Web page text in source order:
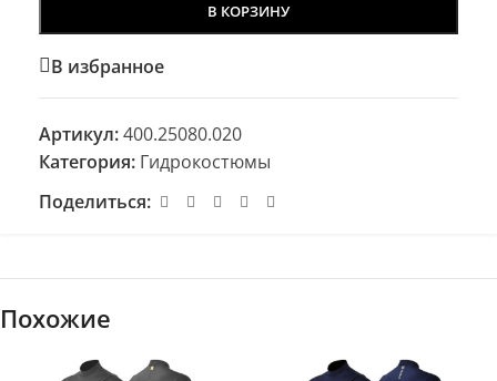
В КОРЗИНУ
В избранное
Артикул:400.25080.020
Категория: Гидрокостюмы
Поделиться:
Похожие